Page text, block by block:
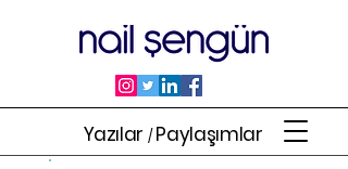
Yazılar /Paylaşımlar